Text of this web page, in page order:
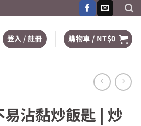
登入 / 註冊 購物車 / NT$0
易沾黏炒飯匙 | 炒